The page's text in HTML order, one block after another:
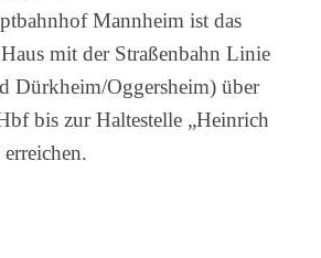
Mannheim ist das
mit der Straßenbahn Linie
Dürkheim/Oggersheim) über
bis zur Haltestelle „Heinrich
erreichen.